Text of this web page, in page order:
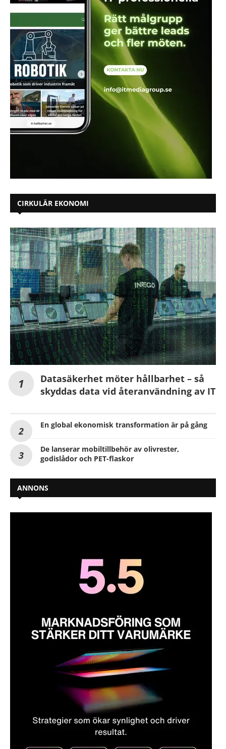
CIRKULÄR EKONOMI
Datasäkerhet möter hållbarhet – så
skyddas data vid återanvändning av IT
En global ekonomisk transformation är på gång
De lanserar mobiltillbehör av olivrester,
godislådor och PET-flaskor
ANNONS